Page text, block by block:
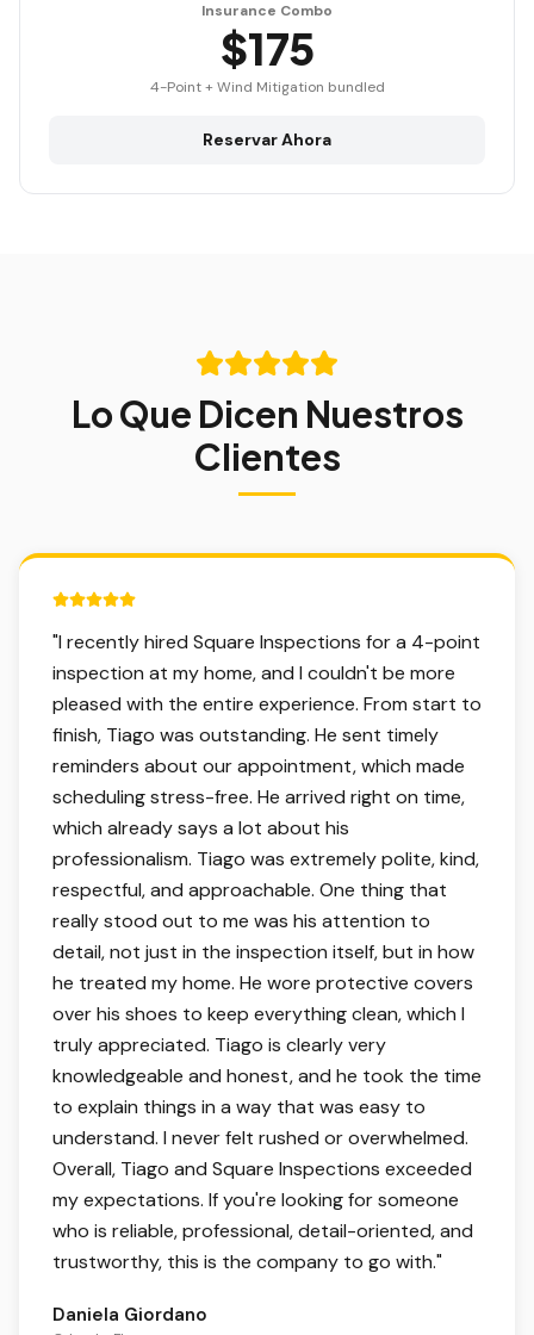
Insurance Combo
$175
4-Point + Wind Mitigation bundled
Reservar Ahora
Lo Que Dicen Nuestros
Clientes
5 out of 5 stars.
"I recently hired Square Inspections for a 4-point
inspection at my home, and I couldn't be more
pleased with the entire experience. From start to
finish, Tiago was outstanding. He sent timely
reminders about our appointment, which made
scheduling stress-free. He arrived right on time,
which already says a lot about his
professionalism. Tiago was extremely polite, kind,
respectful, and approachable. One thing that
really stood out to me was his attention to
detail, not just in the inspection itself, but in how
he treated my home. He wore protective covers
over his shoes to keep everything clean, which I
truly appreciated. Tiago is clearly very
knowledgeable and honest, and he took the time
to explain things in a way that was easy to
understand. I never felt rushed or overwhelmed.
Overall, Tiago and Square Inspections exceeded
my expectations. If you're looking for someone
who is reliable, professional, detail-oriented, and
trustworthy, this is the company to go with."
Daniela Giordano